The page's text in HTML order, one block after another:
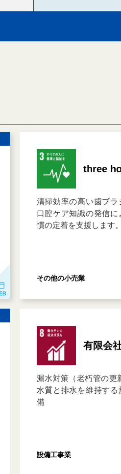
three
清掃効率の高い歯ブラ
口腔ケア知識の発信
慣の定着を支援します。
その他の小売業
有限会
漏水対策（老朽管の更
水質と排水を維持す
備
設備工事業